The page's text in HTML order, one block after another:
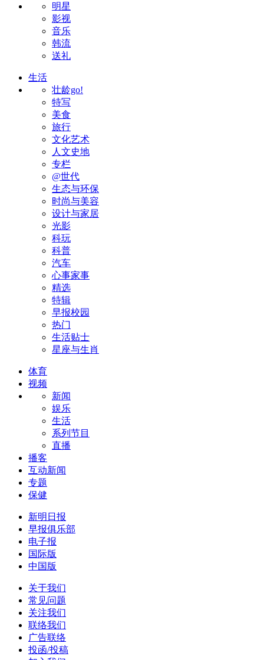
明星
影视
音乐
韩流
送礼
生活
壮龄go!
特写
美食
旅行
文化艺术
人文史地
专栏
@世代
生态与环保
时尚与美容
设计与家居
光影
科玩
科普
汽车
心事家事
精选
特辑
早报校园
热门
生活贴士
星座与生肖
体育
视频
新闻
娱乐
生活
系列节目
直播
播客
互动新闻
专题
保健
新明日报
早报俱乐部
电子报
国际版
中国版
关于我们
常见问题
关注我们
联络我们
广告联络
投函/投稿